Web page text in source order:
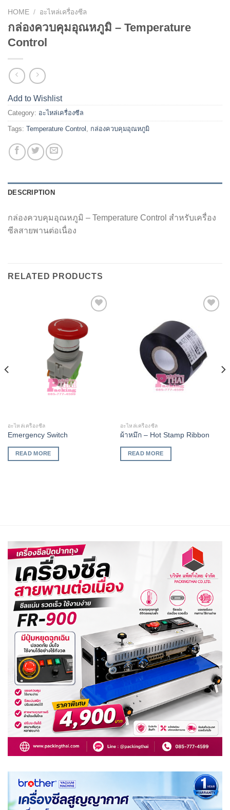
HOME / อะไหล่เครื่องซีล
กล่องควบคุมอุณหภูมิ – Temperature
Control
Add to Wishlist
Category: อะไหล่เครื่องซีล
Tags: Temperature Control , กล่องควบคุมอุณหภูมิ
DESCRIPTION
กล่องควบคุมอุณหภูมิ – Temperature Control สำหรับเครื่อง
ซีลสายพานต่อเนื่อง
RELATED PRODUCTS
Wishlist
อะไหล่เครื่องซีล
Emergency Switch
READ MORE
อะไหล่เครื่องซีล
ผ้าหมึก – Hot Stamp Ribbon
READ MORE